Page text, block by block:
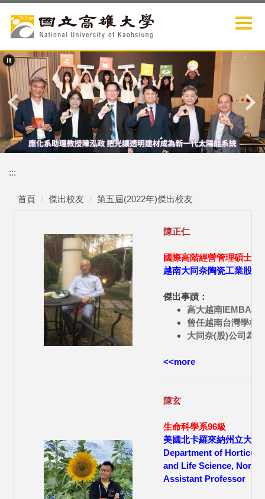
到
主
內
容
區
:::
首頁 傑出校友 第五屆(2022年)傑出校友
陳正仁
國際高階經營管理碩士
越南大同奈陶瓷工業股份
傑出事蹟：
高大越南IEMBA班
曾任越南台灣學校
大同奈(股)公司為
<<more
陳玄
生命科學系96級
美國北卡羅來納州立大學
Department of
and Life Science, North
Assistant Professor